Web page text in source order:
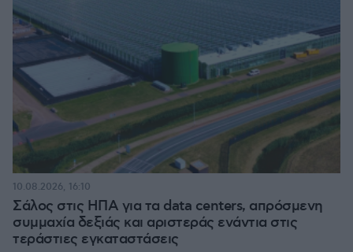
Σάλος στις ΗΠΑ για τα data centers, απρόσμενη
συμμαχία δεξιάς και αριστεράς ενάντια στις
τεράστιες εγκαταστάσεις
10.08.2026, 16:10